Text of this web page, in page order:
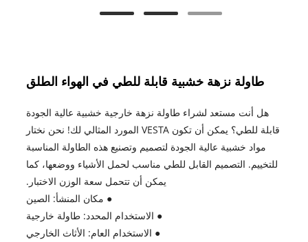
طاولة نزهة خشبية قابلة للطي في الهواء الطلق
هل أنت مستعد لشراء طاولة نزهة خارجية خشبية عالية الجودة
قابلة للطي؟ يمكن أن تكون VESTA المورد المثالي لك! نحن نختار
مواد خشبية عالية الجودة لتصميم وتصنيع هذه الطاولة المناسبة
للتخييم. التصميم القابل للطي مناسب لحمل الأشياء ووضعها، كما
يمكن أن تتحمل سعة الوزن الاختبار.
● مكان المنشأ: الصين
● الاستخدام المحدد: طاولة خارجية
● الاستخدام العام: الأثاث الخارجي